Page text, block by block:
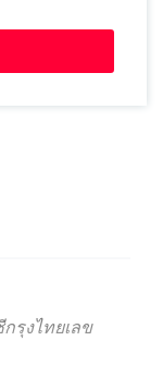
รุงไทยเลข